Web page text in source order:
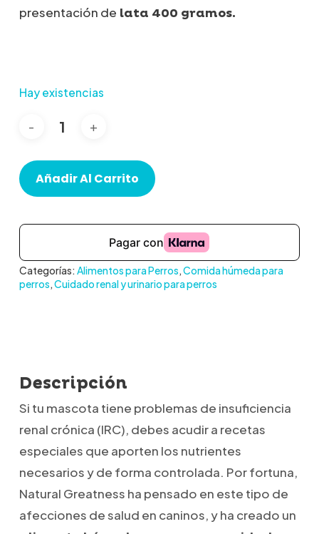
presentación de lata 400 gramos.
Hay existencias
Añadir Al Carrito
Categorías: Alimentos para Perros,Comida húmeda para
perros,Cuidado renal y urinario para perros
Descripción
Si tu mascota tiene problemas de insuficiencia
renal crónica (IRC), debes acudir a recetas
especiales que aporten los nutrientes
necesarios y de forma controlada. Por fortuna,
Natural Greatness ha pensado en este tipo de
afecciones de salud en caninos, y ha creado un